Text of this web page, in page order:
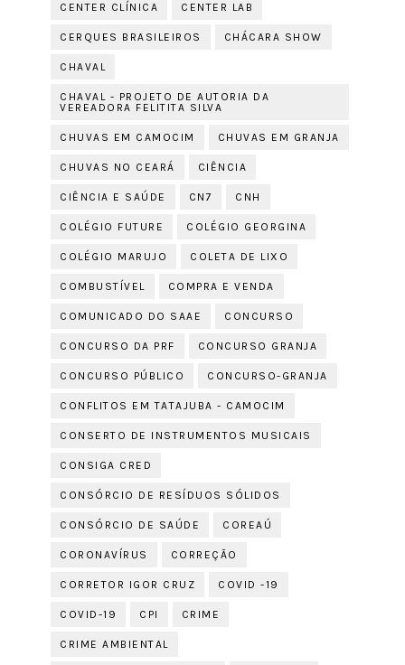
CENTER CLÍNICA CENTER LAB
CERQUES BRASILEIROS CHÁCARA SHOW
CHAVAL
CHAVAL - PROJETO DE AUTORIA DA
VEREADORA FELITITA SILVA
CHUVAS EM CAMOCIM CHUVAS EM GRANJA
CHUVAS NO CEARÁ CIÊNCIA
CIÊNCIA E SAÚDE CN7 CNH
COLÉGIO FUTURE COLÉGIO GEORGINA
COLÉGIO MARUJO COLETA DE LIXO
COMBUSTÍVEL COMPRA E VENDA
COMUNICADO DO SAAE CONCURSO
CONCURSO DA PRF CONCURSO GRANJA
CONCURSO PÚBLICO CONCURSO-GRANJA
CONFLITOS EM TATAJUBA - CAMOCIM
CONSERTO DE INSTRUMENTOS MUSICAIS
CONSIGA CRED
CONSÓRCIO DE RESÍDUOS SÓLIDOS
CONSÓRCIO DE SAÚDE COREAÚ
CORONAVÍRUS CORREÇÃO
CORRETOR IGOR CRUZ COVID -19
COVID-19 CPI CRIME
CRIME AMBIENTAL